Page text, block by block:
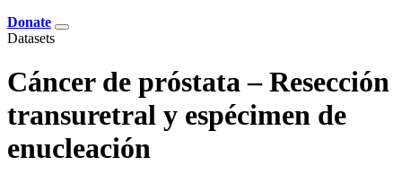
Donate
Datasets
Cáncer de próstata – Resección
transuretral y espécimen de
enucleación